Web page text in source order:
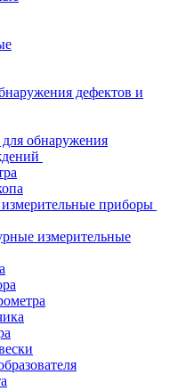
дефектов и
обнаружения
приборы
измерительные